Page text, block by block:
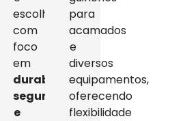
escolhido
com
foco
em
durabilidade,
segurança
e
para
acamados
e
diversos
equipamentos,
oferecendo
flexibilidade